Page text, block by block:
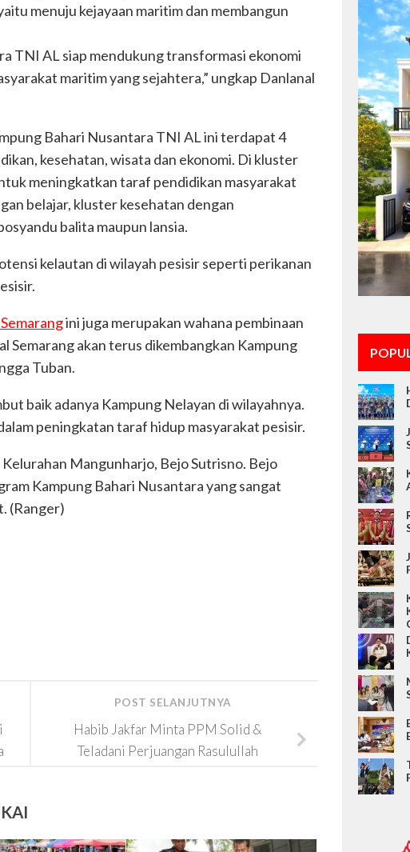
menuju kejayaan maritim dan membangun
TNI AL siap mendukung transformasi ekonomi
maritim yang sejahtera,” ungkap Danlanal
Bahari Nusantara TNI AL ini terdapat 4
kesehatan, wisata dan ekonomi. Di kluster
meningkatkan taraf pendidikan masyarakat
belajar, kluster kesehatan dengan
balita maupun lansia.
kelautan di wilayah pesisir seperti perikanan
ini juga merupakan wahana pembinaan
akan terus dikembangkan Kampung
Tuban.
baik adanya Kampung Nelayan di wilayahnya.
peningkatan taraf hidup masyarakat pesisir.
Mangunharjo, Bejo Sutrisno. Bejo
Kampung Bahari Nusantara yang sangat
(Ranger)
POST SELANJUTNYA
Habib Jakfar Minta PPM Solid &
Teladani Perjuangan Rasulullah